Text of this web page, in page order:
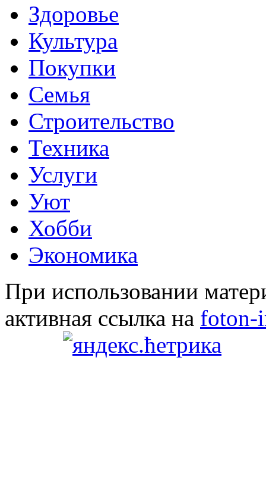
Здоровье
Культура
Покупки
Семья
Строительство
Техника
Услуги
Уют
Хобби
Экономика
При использовании
активная ссылка на foton-